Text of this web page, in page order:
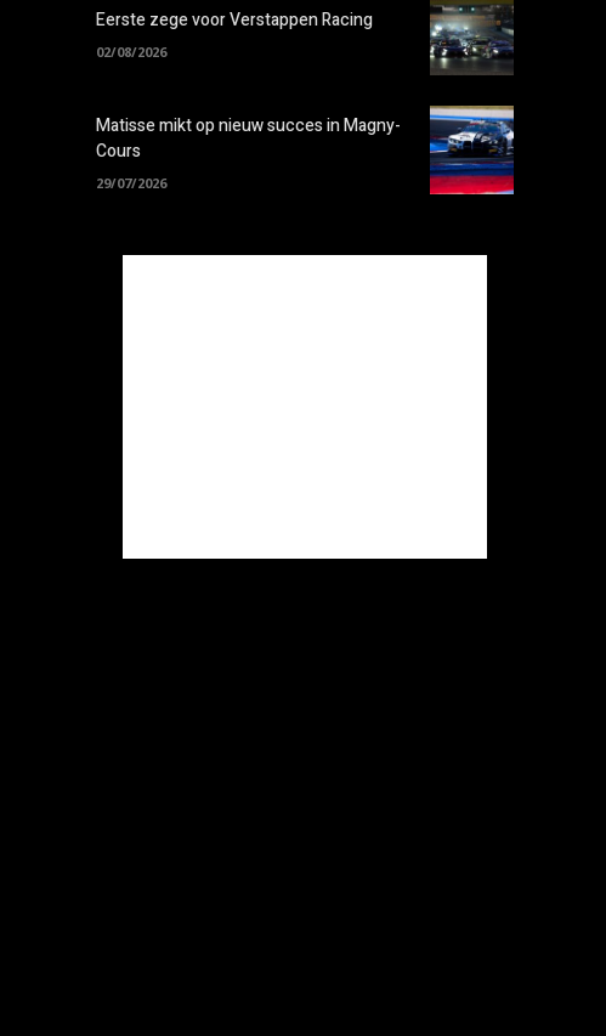
Eerste zege voor Verstappen Racing
02/08/2026
Matisse mikt op nieuw succes in Magny-
Cours
29/07/2026